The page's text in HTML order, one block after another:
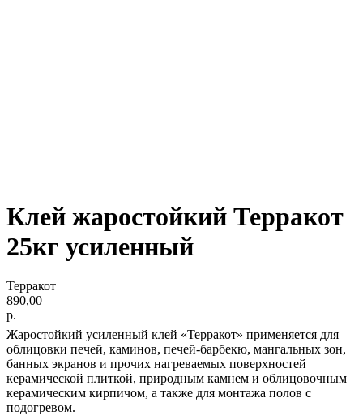
Клей жаростойкий Терракот
25кг усиленный
Терракот
890,00
р.
Жаростойкий усиленный клей «Терракот» применяется для
облицовки печей, каминов, печей-барбекю, мангальных зон,
банных экранов и прочих нагреваемых поверхностей
керамической плиткой, природным камнем и облицовочным
керамическим кирпичом, а также для монтажа полов с
подогревом.